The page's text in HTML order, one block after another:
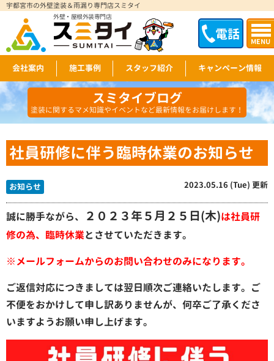
電話 MENU
宇都宮市の外壁塗装＆雨漏り専門店スミタイ
外壁・屋根外装専門店
会社案内 施工事例 スタッフ紹介 キャンペーン情報
スミタイブログ
塗装に関するマメ知識やイベントなど最新情報をお届けします！
社員研修に伴う臨時休業のお知らせ
お知らせ 2023.05.16 (Tue) 更新
誠に勝手ながら、 ２０２３年５月２５日(木)は社員研
修の為、臨時休業とさせていただきます。
※メールフォームからのお問い合わせのみになります。
ご返信対応につきましては翌日順次ご連絡いたします。ご
不便をおかけして申し訳ありませんが、何卒ご了承くださ
いますようお願い申し上げます。